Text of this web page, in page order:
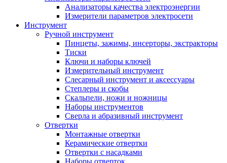
Анализаторы качества электроэнергии
Измерители параметров электросети
Инструмент
Ручной инструмент
Пинцеты, зажимы, инсерторы, экстракторы
Тиски
Ключи и наборы ключей
Измерительный инструмент
Слесарный инструмент и аксессуары
Степлеры и скобы
Скальпели, ножи и ножницы
Наборы инструментов
Сверла и абразивный инструмент
Отвертки
Монтажные отвертки
Керамические отвертки
Отвертки с насадками
Наборы отверток